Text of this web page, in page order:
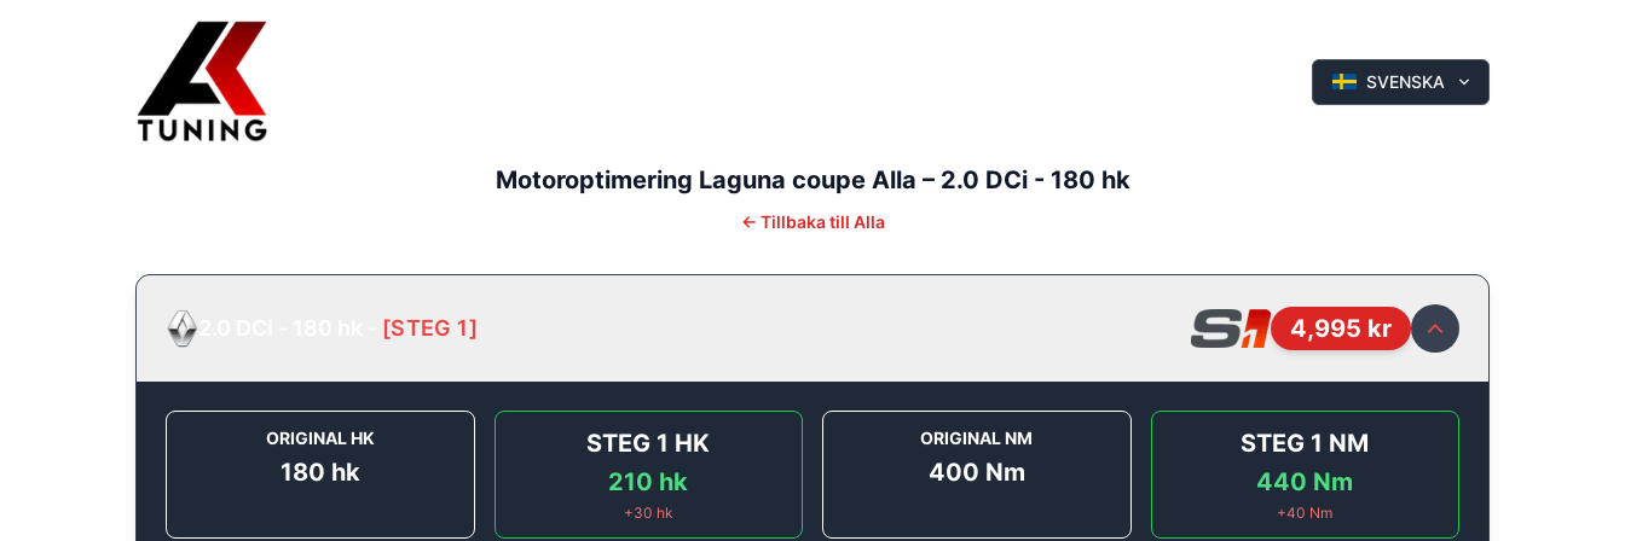
SVENSKA
Motoroptimering Laguna coupe Alla – 2.0 DCi - 180 hk
← Tillbaka till Alla
[STEG 1] 4,995 kr
ORIGINAL HK
180 hk
STEG 1 HK
210 hk
+30 hk
ORIGINAL NM
400 Nm
STEG 1 NM
440 Nm
+40 Nm